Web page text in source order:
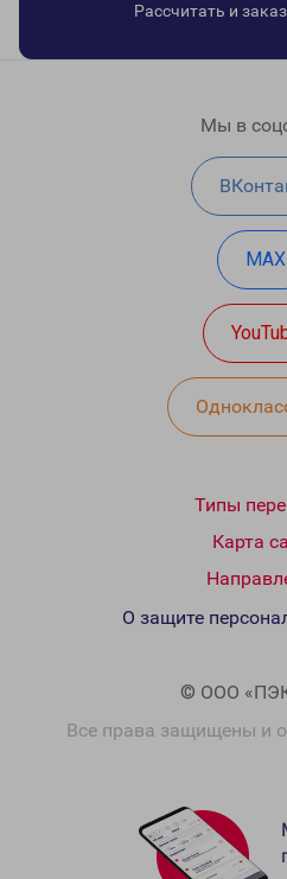
Рассчитать и
Мы в
MAX
Типы
Карта
© ООО
Все права защищены и
О защите